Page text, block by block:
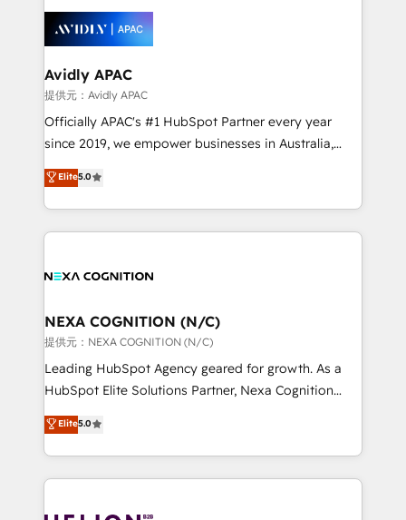
execution, CPQ, customer portals and HubSpot CMS
experience. Working hand-in-hand with your team,
we’ll assemble a RevOps machine that drives more
traffic, generates better leads and crushes your
revenue goals. We've worked with thousands of
HubSpot customers and we'd love to work with you
too! Clients come to us for: Advanced CRM solutions
HubSpot Data System Migrations between systems
to HubSpot New lead generation strategies Time-
Avidly APAC
提供元：Avidly APAC
Officially APAC's #1 HubSpot Partner every year
since 2019, we empower businesses in Australia,
New Zealand, and globally to realise their full
potential through enterprise HubSpot CRM
implementation. And we deliver best practice across
the whole HubSpot platform, covering marketing,
all businesses, from start-up to Enterprise, and have
the world. Our human approach to digital
transformation is designed for businesses who want
to grow. And we're passionate about APAC
businesses leading the world in technology, agility
record migrating businesses from CRM & Marketing
Platforms such as Salesforce, Dynamics, Pipedrive,
with attract and retain customers, manage their
Elite5.0
NEXA COGNITION (N/C)
提供元：NEXA COGNITION (N/C)
Leading HubSpot Agency geared for growth. As a
HubSpot Elite Solutions Partner, Nexa Cognition
ranks in the top 1% of global HubSpot Partners and
has been one of the longest-standing partners since
2012. We empower businesses to harness the full
potential of HubSpot by combining strategic
Elite5.0